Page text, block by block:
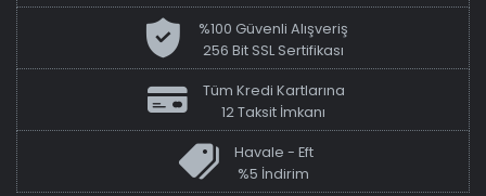
%100 Güvenli Alışveriş
256 Bit SSL Sertifikası
Tüm Kredi Kartlarına
12 Taksit İmkanı
Havale - Eft
%5 İndirim